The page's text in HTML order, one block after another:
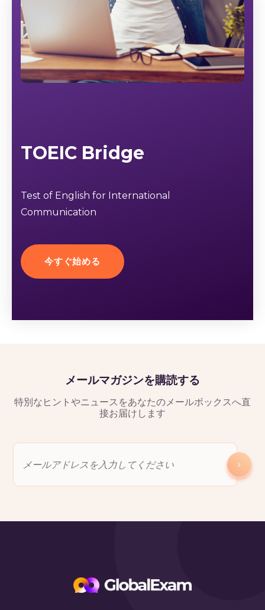
TOEIC Bridge
Test of English for International
Communication
今すぐ始める
メールマガジンを購読する
特別なヒントやニュースをあなたのメールボックスへ直
接お届けします